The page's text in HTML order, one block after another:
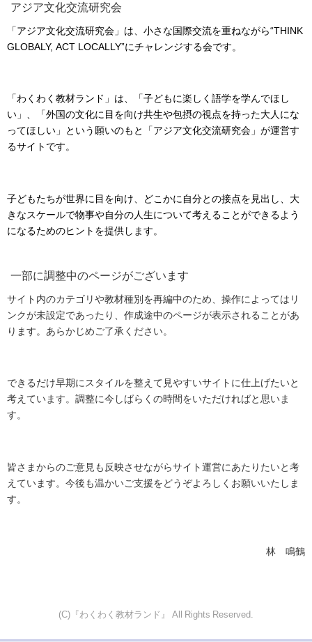
アジア文化交流研究会
「アジア文化交流研究会」は、小さな国際交流を重ねながら“THINK
GLOBALY, ACT LOCALLY”にチャレンジする会です。
「わくわく教材ランド」は、「子どもに楽しく語学を学んでほし
い」、「外国の文化に目を向け共生や包摂の視点を持った大人にな
ってほしい」という願いのもと「アジア文化交流研究会」が運営す
るサイトです。
子どもたちが世界に目を向け、どこかに自分との接点を見出し、大
きなスケールで物事や自分の人生について考えることができるよう
になるためのヒントを提供します。
一部に調整中のページがございます
サイト内のカテゴリや教材種別を再編中のため、操作によってはリ
ンクが未設定であったり、作成途中のページが表示されることがあ
ります。あらかじめご了承ください。
できるだけ早期にスタイルを整えて見やすいサイトに仕上げたいと
考えています。調整に今しばらくの時間をいただければと思いま
す。
皆さまからのご意見も反映させながらサイト運営にあたりたいと考
えています。今後も温かいご支援をどうぞよろしくお願いいたしま
す。
林 鳴鶴
(C)『わくわく教材ランド』 All Rights Reserved.